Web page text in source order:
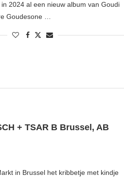
2024 al een nieuw album van Goudi
Goudesone …
+ TSAR B Brussel, AB
in Brussel het kribbetje met kindje